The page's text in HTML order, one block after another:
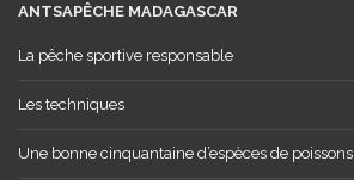
ANTSAPÊCHE MADAGASCAR
La pêche sportive responsable
Les techniques
Une bonne cinquantaine d’espèces de poissons